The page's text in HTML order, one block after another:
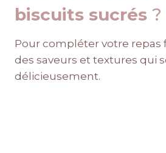
biscuits sucrés ?
Pour compléter votre repas
des saveurs et textures qui
délicieusement.